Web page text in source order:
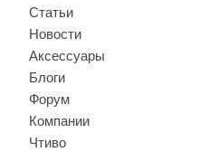
Статьи
Новости
Аксессуары
Блоги
Форум
Компании
Чтиво